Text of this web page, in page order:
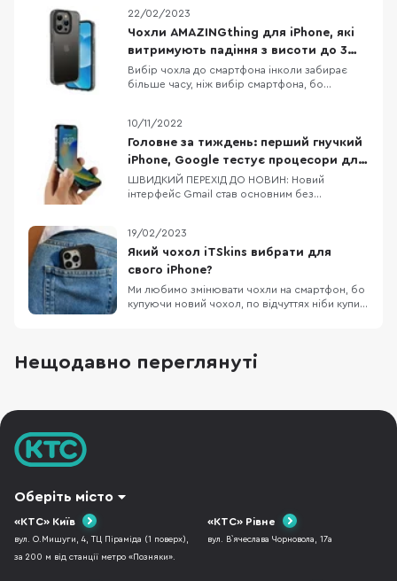
22/02/2023
Чохли AMAZINGthing для iPhone, які
витримують падіння з висоти до 3
метрів
Вибір чохла до смартфона інколи забирає
більше часу, ніж вибір смартфона, бо
iPhone. Одна з компаній, яка давно себе
зарекомендувала як виробник якісних,
довговічних та красивих аксесуарів до iPhone
— це AMAZINGthing. В них
10/11/2022
Головне за тиждень: перший гнучкий
iPhone, Google тестує процесори для
Pixel 8/8 Pro, флагманський процесор
від MediaTek
ШВИДКИЙ ПЕРЕХІД ДО НОВИН: Новий
інтерфейс Gmail став основним без
тестує процесори для Pixel 8 та Pixel 8 Pro
Офіційні верифіковані акаунти в Twitter
отримають відмітку Official Apple планує
19/02/2023
Який чохол iTSkins вибрати для
свого iPhone?
Ми любимо змінювати чохли на смартфон, бо
купуючи новий чохол, по відчуттях ніби купив
чохлів на сайті звісно приємно, але краще
подивитись на них вживу, тому сьогодні
Нещодавно переглянуті
Оберіть місто
«КТС» Київ
вул. О.Мишуги, 4, ТЦ Піраміда (1 поверх),
за 200 м від станції метро «Позняки».
«КТС» Рівне
вул. В`ячеслава Чорновола, 17а